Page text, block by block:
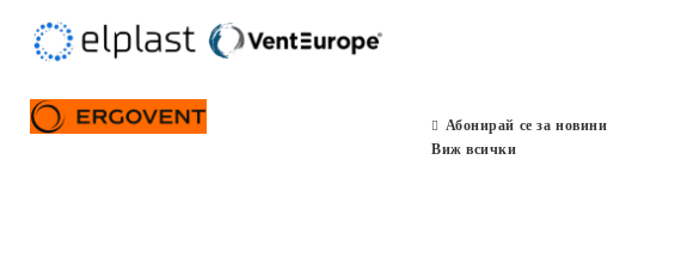
Абонирай се за новини
Виж всички